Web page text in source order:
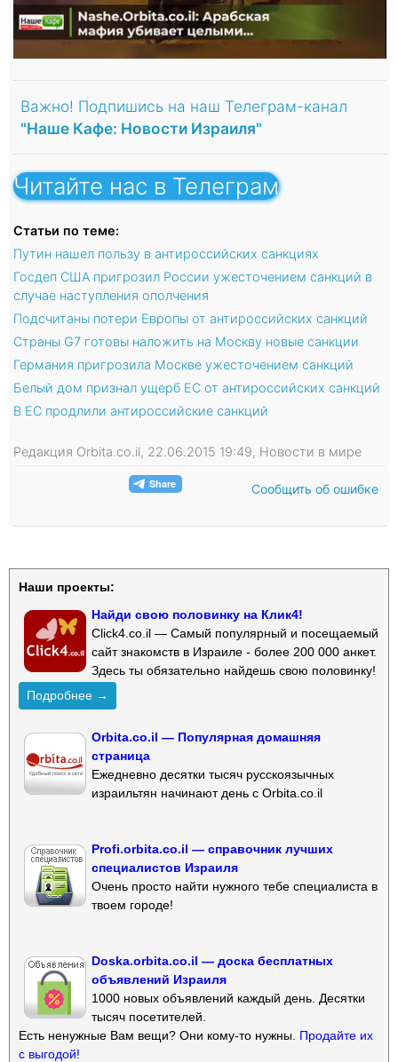
Важно! Подпишись на наш Телеграм-канал
"Наше Кафе: Новости Израиля"
Читайте нас в Телеграм
Статьи по теме:
Путин нашел пользу в антироссийских санкциях
Госдеп США пригрозил России ужесточением санкций в
случае наступления ополчения
Подсчитаны потери Европы от антироссийских санкций
Страны G7 готовы наложить на Москву новые санкции
Германия пригрозила Москве ужесточением санкций
Белый дом признал ущерб ЕС от антироссийских санкций
В ЕС продлили антироссийские санкций
Редакция Orbita.co.il, 22.06.2015 19:49, Новости в мире
Сообщить об ошибке
Наши проекты:
Найди свою половинку на Клик4!
Click4.co.il — Самый популярный и посещаемый
сайт знакомств в Израиле - более 200 000 анкет.
Здесь ты обязательно найдешь свою половинку!
Подробнее →
Orbita.co.il — Популярная домашняя
страница
Ежедневно десятки тысяч русскоязычных
израильтян начинают день с Orbita.co.il
Profi.orbita.co.il — справочник лучших
специалистов Израиля
Очень просто найти нужного тебе специалиста в
твоем городе!
Doska.orbita.co.il — доска бесплатных
объявлений Израиля
1000 новых объявлений каждый день. Десятки
тысяч посетителей.
Есть ненужные Вам вещи? Они кому-то нужны. Продайте их
с выгодой!